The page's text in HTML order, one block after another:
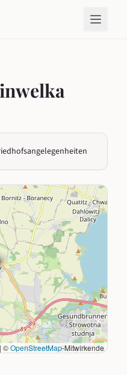
| ©OpenStreetMap-Mitwirkende